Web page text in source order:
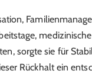
sorgte sie für
Rückhalt ein